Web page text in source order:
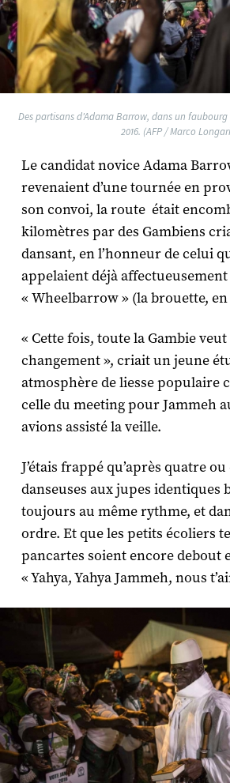
Des partisans d'Adama Barrow, dans un
2016. (AFP / Marco
Le candidat novice Adama
revenaient d’une tournée en
son convoi, la route était
kilomètres par des Gambiens
dansant, en l’honneur de celui
appelaient déjà affectueusement
« Wheelbarrow » (la brouette, en
« Cette fois, toute la Gambie veut
changement », criait un jeune
atmosphère de liesse populaire
celle du meeting pour Jammeh
avions assisté la veille.
J’étais frappé qu’après quatre
danseuses aux jupes identiques
toujours au même rythme, et
ordre. Et que les petits écoliers
pancartes soient encore debout
« Yahya, Yahya Jammeh, nous